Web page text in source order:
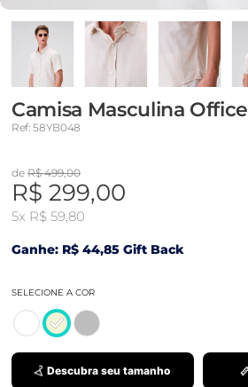
Camisa Masculina Office
Ref: 58YB048
de R$ 499,00
R$ 299,00
5x R$ 59,80
Ganhe: R$ 44,85 Gift Back
SELECIONE A COR
Descubra seu tamanho